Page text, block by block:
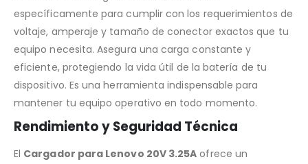
específicamente para cumplir con los requerimientos de
voltaje, amperaje y tamaño de conector exactos que tu
equipo necesita. Asegura una carga constante y
eficiente, protegiendo la vida útil de la batería de tu
dispositivo. Es una herramienta indispensable para
mantener tu equipo operativo en todo momento.
Rendimiento y Seguridad Técnica
El Cargador para Lenovo 20V 3.25A ofrece un